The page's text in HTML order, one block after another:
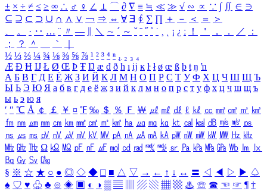
± × ÷ ≠ ≤ ≥ ∞ ∴ ♂ ♀ ∠ ⊥ ⌒ ∂ ∇ ≡ ≒ ≪ ≫ √ ∽ ∝ ∵ ∫ ∬ ∈ ∋
⊆ ⊇ ⊂ ⊃ ∪ ∩ ∧ ∨ ￢ ⇒ ⇔ ∀ ∃ ∮ ∑ ∏ ＋ － ＜ ＝
＞
、
。 · ‥ … ¨ 〃 ― ＼ ∼ ´ ～ ˇ ˘ ˝ ˚ ˙ ¸ ¡ ¿ ː ！ ＇ ， ． ／
：
；
？ ＾ ｀
½ ⅓ ⅔ ¼ ¾ ⅛ ⅜ ⅝ ⅞ ¹ ² ³ ⁴ ⁿ ₁ ₂ ₃ ₄
Æ Ð Ħ Ĳ Ł Ø Œ Þ Ŧ Ŋ æ đ ð ħ ı ĳ ĸ ŀ ł ø œ ß þ ŧ ŋ ŉ
А Б В Г Д Е Ё Ж З И Й К Л М Н О П Р С Т У Ф Х Ц Ч Ш Щ Ъ
Ы Ь Э Ю Я а б в г д е ё ж з и й к л м н о п р с т у ф х ц ч ш щ ъ
ы ь э ю я
′ ″ ℃ Å ￠ ￡ ￥ ¤ ℉ ‰ ＄ ％ Ｆ ￦ ㎕ ㎖ ㎗ ℓ ㎘ ㏄ ㎣ ㎤ ㎥ ㎦
㎙ ㎚ ㎛ ㎜ ㎝ ㎞ ㎟ ㎠ ㎡ ㎢ ㏊ ㎍ ㎎ ㎏ ㏏ ㎈ ㎉ ㏈ ㎧ ㎨ ㎰
㎱ ㎲ ㎳ ㎴ ㎵ ㎶ ㎷ ㎸ ㎹ ㎀ ㎁ ㎂ ㎃ ㎄ ㎺ ㎻ ㎽ ㎾ ㎿ ㎐ ㎑
㎒ ㎓ ㎔ Ω ㏀ ㏁ ㎊ ㎋ ㎌ ㏖ ㏅ ㎭ ㎮ ㎯ ㏛ ㎩ ㎪ ㎫ ㎬ ㏝ ㏐
㏓
㏃ ㏉ ㏜ ㏆
§ ※ ☆ ★ ○ ● ◎ ◇ ◆ □ ■ △ ▽ → ← ↑ ↓ ↔ 〓 ◁ ◀ ▷ ▶ ♤
♠ ♡ ♥ ♧ ♣ ⊙ ◈ ▣ ◐ ◑ ▒ ▤ ▨ ▧ ▦ ▩ ♨ ☏ ☎ ☜ ☞ ¶ †